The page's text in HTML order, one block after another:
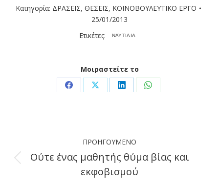
Κατηγορία: ΔΡΑΣΕΙΣ, ΘΕΣΕΙΣ, ΚΟΙΝΟΒΟΥΛΕΥΤΙΚΟ ΕΡΓΟ
25/01/2013
Ετικέτες:
ΝΑΥΤΙΛΙΑ
Μοιραστείτε το
Share Share Share Share
navigation
ΠΡΟΗΓΟΎΜΕΝΟ
Previous
post:
Ούτε ένας μαθητής θύμα βίας και
εκφοβισμού